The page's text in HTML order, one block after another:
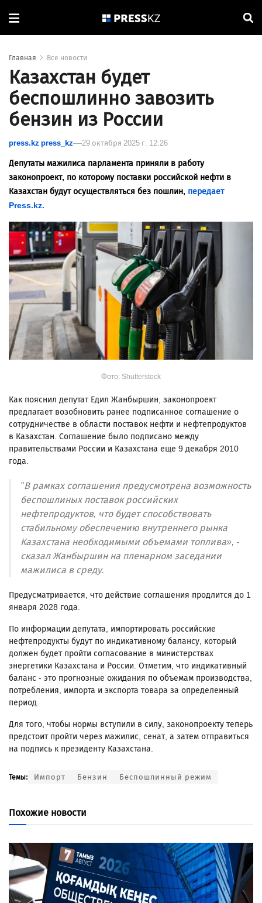
Главная Все новости
Казахстан будет
беспошлинно завозить
бензин из России
press.kz press_kz 29 октября 2025 г. 12:26
Депутаты мажилиса парламента приняли в работу
законопроект, по которому поставки российской нефти в
Казахстан будут осуществляться без пошлин, передает
Press.kz.
Фото: Shutterstock
Как пояснил депутат Едил Жанбыршин, законопроект
предлагает возобновить ранее подписанное соглашение о
сотрудничестве в области поставок нефти и нефтепродуктов
в Казахстан. Соглашение было подписано между
правительствами России и Казахстана еще 9 декабря 2010
года.
"В рамках соглашения предусмотрена возможность
беспошлиных поставок российских
нефтепродуктов, что будет способствовать
стабильному обеспечению внутреннего рынка
Казахстана необходимыми объемами топлива», -
сказал Жанбыршин на пленарном заседании
мажилиса в среду.
Предусматривается, что действие соглашения продлится до 1
января 2028 года.
По информации депутата, импортировать российские
нефтепродукты будут по индикативному балансу, который
должен будет пройти согласование в министерствах
энергетики Казахстана и России. Отметим, что индикативный
баланс - это прогнозные ожидания по объемам производства,
потребления, импорта и экспорта товара за определенный
период.
Для того, чтобы нормы вступили в силу, законопроекту теперь
предстоит пройти через мажилис, сенат, а затем отправиться
на подпись к президенту Казахстана.
Темы: Импорт Бензин Беспошлинный режим
Похожие новости